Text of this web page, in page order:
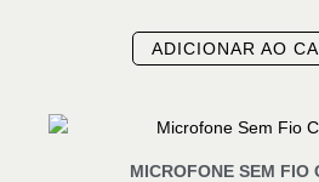
ADICIONAR AO
MICROFONE SEM FIO